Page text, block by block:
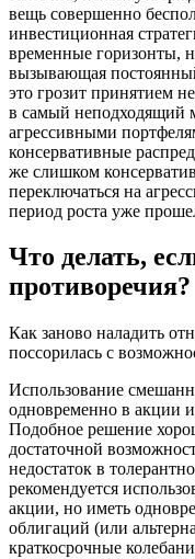
вещь совершенно
инвестиционная
временные горизонты,
вызывающая
это грозит принятием
в самый неподходящий
агрессивными
консервативные
же слишком
переключаться на
период роста уже
Что делать,
противоречия?
Как заново наладить
поссорилась с
Использование
одновременно в акции
Подобное решение
достаточной
недостаток в
рекомендуется
акции, но иметь
облигаций (или
краткосрочные